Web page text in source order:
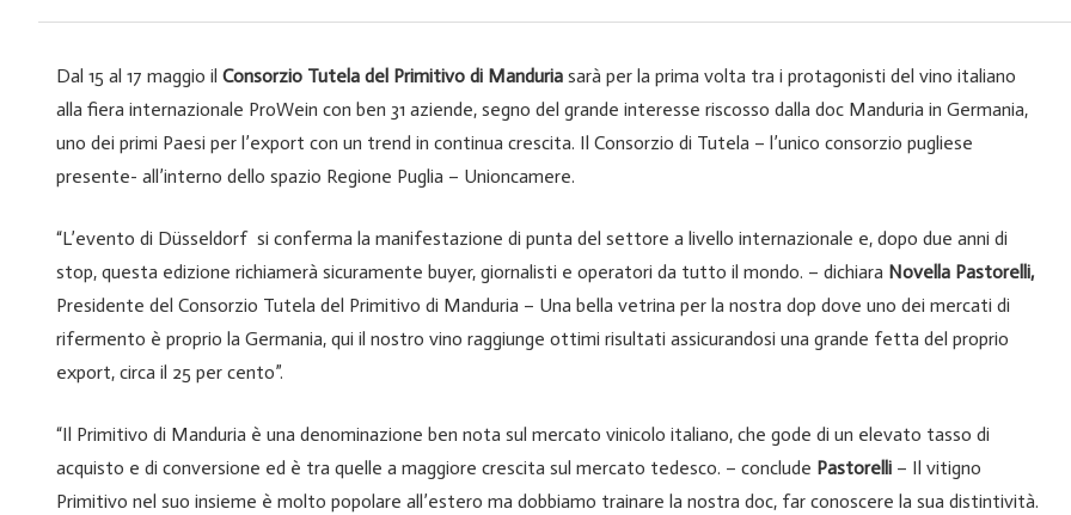
Dal 15 al 17 maggio il Consorzio Tutela del Primitivo di Manduria sarà per la prima volta tra i protagonisti del vino italiano
alla fiera internazionale ProWein con ben 31 aziende, segno del grande interesse riscosso dalla doc Manduria in Germania,
uno dei primi Paesi per l’export con un trend in continua crescita. Il Consorzio di Tutela – l’unico consorzio pugliese
presente- all’interno dello spazio Regione Puglia – Unioncamere.
“L’evento di Düsseldorf si conferma la manifestazione di punta del settore a livello internazionale e, dopo due anni di
stop, questa edizione richiamerà sicuramente buyer, giornalisti e operatori da tutto il mondo. – dichiara Novella Pastorelli,
Presidente del Consorzio Tutela del Primitivo di Manduria – Una bella vetrina per la nostra dop dove uno dei mercati di
rifermento è proprio la Germania, qui il nostro vino raggiunge ottimi risultati assicurandosi una grande fetta del proprio
export, circa il 25 per cento”.
“Il Primitivo di Manduria è una denominazione ben nota sul mercato vinicolo italiano, che gode di un elevato tasso di
acquisto e di conversione ed è tra quelle a maggiore crescita sul mercato tedesco. – conclude Pastorelli – Il vitigno
Primitivo nel suo insieme è molto popolare all’estero ma dobbiamo trainare la nostra doc, far conoscere la sua distintività.